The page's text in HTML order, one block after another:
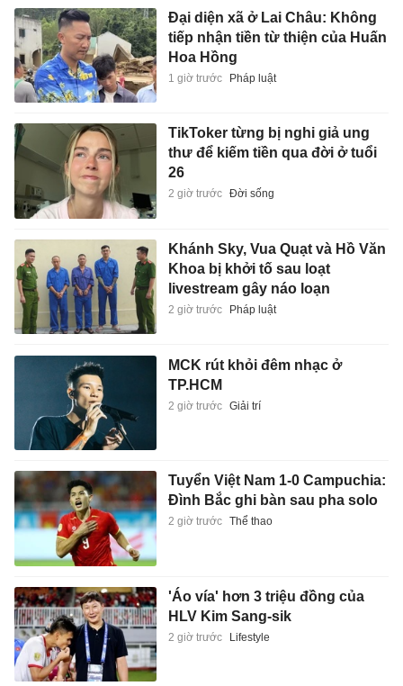
Đại diện xã ở Lai Châu: Không
tiếp nhận tiền từ thiện của Huấn
Hoa Hồng
1 giờ trước Pháp luật
TikToker từng bị nghi giả ung
thư để kiếm tiền qua đời ở tuổi
26
2 giờ trước Đời sống
Khánh Sky, Vua Quạt và Hồ Văn
Khoa bị khởi tố sau loạt
livestream gây náo loạn
2 giờ trước Pháp luật
MCK rút khỏi đêm nhạc ở
TP.HCM
2 giờ trước Giải trí
Tuyển Việt Nam 1-0 Campuchia:
Đình Bắc ghi bàn sau pha solo
2 giờ trước Thể thao
'Áo vía' hơn 3 triệu đồng của
HLV Kim Sang-sik
2 giờ trước Lifestyle